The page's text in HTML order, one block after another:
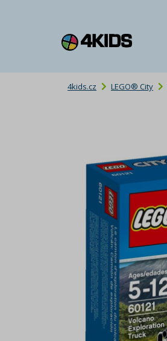
4kids.cz LEGO® City